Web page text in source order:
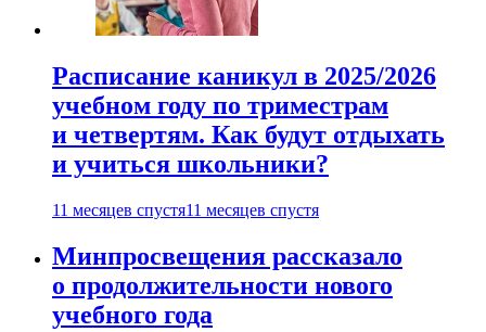
Расписание каникул в 2025/2026
учебном году по триместрам
и четвертям. Как будут отдыхать
и учиться школьники?
11 месяцев спустя11 месяцев спустя
Минпросвещения рассказало
о продолжительности нового
учебного года